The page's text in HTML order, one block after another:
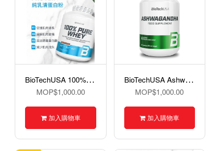
B
ioTechUSA 100% Pure Whey 純乳清蛋白, 2270克
MOP$1,000.00
加入購物車
B
ioTechUSA Ashwagandha 南非醉茄膠囊 - 60 粒
MOP$1,000.00
加入購物車